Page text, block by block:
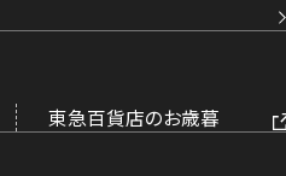
東急百貨店のお歳暮